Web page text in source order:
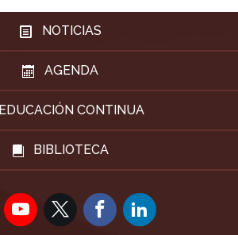
NOTICIAS
AGENDA
EDUCACIÓN CONTINUA
BIBLIOTECA